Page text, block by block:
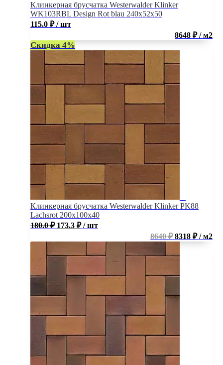
Клинкерная брусчатка Westerwalder Klinker
WK103RBL Design Rot blau 240х52х50
115.0 ₽ / шт
8648 ₽ / м2
Скидка 4%
Клинкерная брусчатка Westerwalder Klinker PK88
Lachsrot 200x100x40
180.0₽ 173.3 ₽ / шт
8640 ₽8318 ₽ / м2